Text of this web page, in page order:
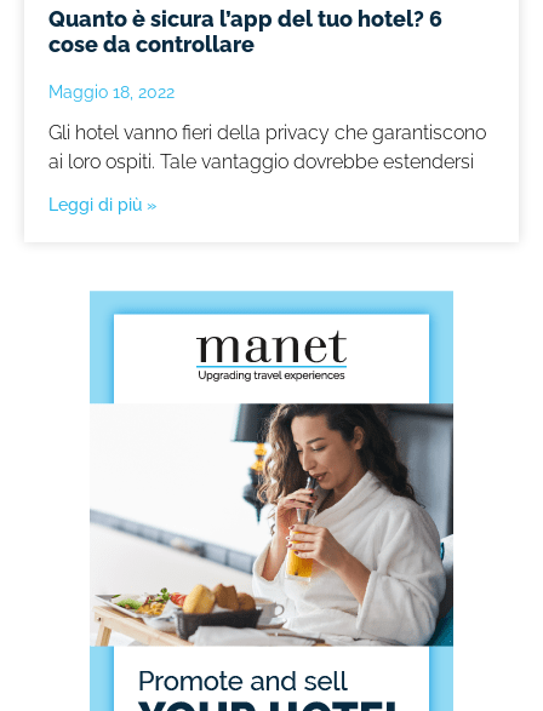
Quanto è sicura l’app del tuo hotel? 6
cose da controllare
Maggio 18, 2022
Gli hotel vanno fieri della privacy che garantiscono
ai loro ospiti. Tale vantaggio dovrebbe estendersi
Leggi di più »